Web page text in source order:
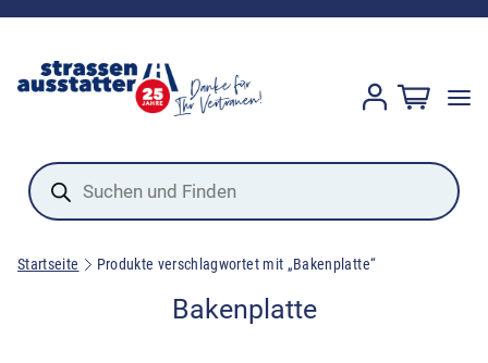
Products
search
Startseite Produkte verschlagwortet mit „Bakenplatte“
Bakenplatte